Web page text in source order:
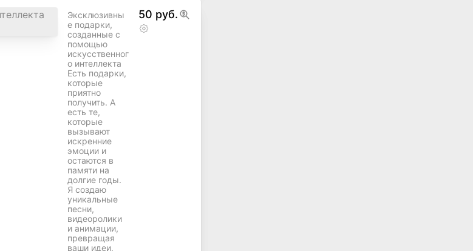
Эксклюзивны
е подарки,
созданные с
помощью
искусственног
о интеллекта
Есть подарки,
которые
приятно
получить. А
есть те,
которые
вызывают
искренние
эмоции и
остаются в
памяти на
долгие годы.
Я создаю
уникальные
песни,
видеоролики
и анимации,
превращая
ваши идеи,
50 руб.